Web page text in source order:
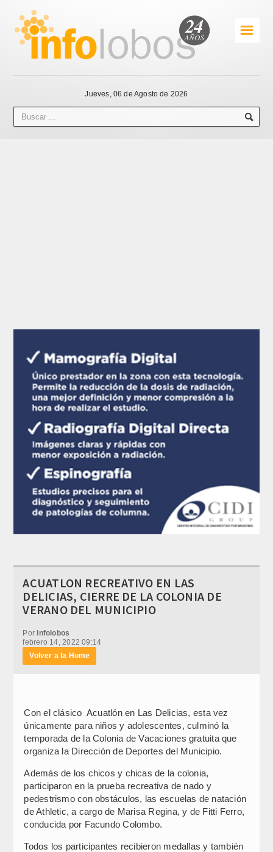
☰
Jueves, 06 de Agosto de 2026
ACUATLON RECREATIVO EN LAS
DELICIAS, CIERRE DE LA COLONIA DE
VERANO DEL MUNICIPIO
PorInfolobos
febrero 14, 2022 09:14
Volver a la Home
Con el clásico Acuatlón en Las Delicias, esta vez
únicamente para niños y adolescentes, culminó la
temporada de la Colonia de Vacaciones gratuita que
organiza la Dirección de Deportes del Municipio.
Además de los chicos y chicas de la colonia,
participaron en la prueba recreativa de nado y
pedestrismo con obstáculos, las escuelas de natación
de Athletic, a cargo de Marisa Regina, y de Fitti Ferro,
conducida por Facundo Colombo.
Todos los participantes recibieron medallas y también